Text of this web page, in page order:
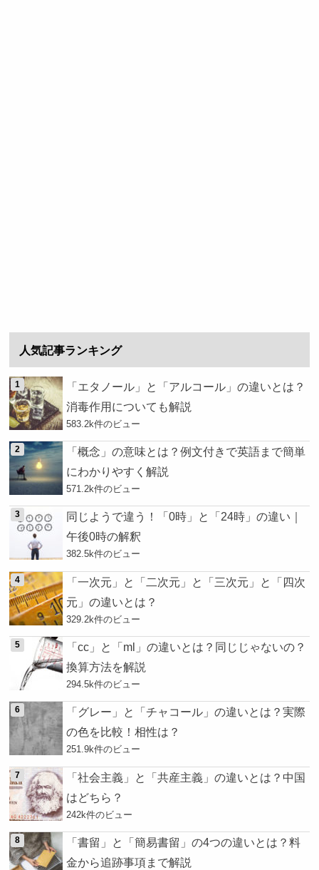
人気記事ランキング
「エタノール」と「アルコール」の違いとは？
消毒作用についても解説
583.2k件のビュー
「概念」の意味とは？例文付きで英語まで簡単
にわかりやすく解説
571.2k件のビュー
同じようで違う！「0時」と「24時」の違い｜
午後0時の解釈
382.5k件のビュー
「一次元」と「二次元」と「三次元」と「四次
元」の違いとは？
329.2k件のビュー
「cc」と「ml」の違いとは？同じじゃないの？
換算方法を解説
294.5k件のビュー
「グレー」と「チャコール」の違いとは？実際
の色を比較！相性は？
251.9k件のビュー
「社会主義」と「共産主義」の違いとは？中国
はどちら？
242k件のビュー
「書留」と「簡易書留」の4つの違いとは？料
金から追跡事項まで解説